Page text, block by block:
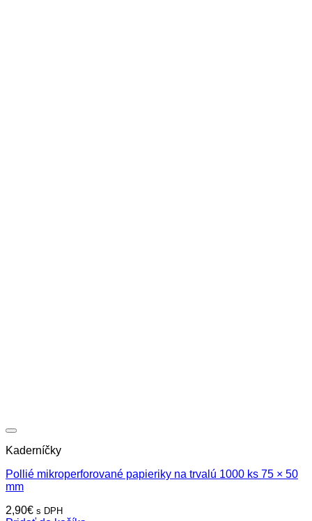
Kaderníčky
Pollié mikroperforované papieriky na trvalú 1000 ks 75 × 50
mm
2,90€ s DPH